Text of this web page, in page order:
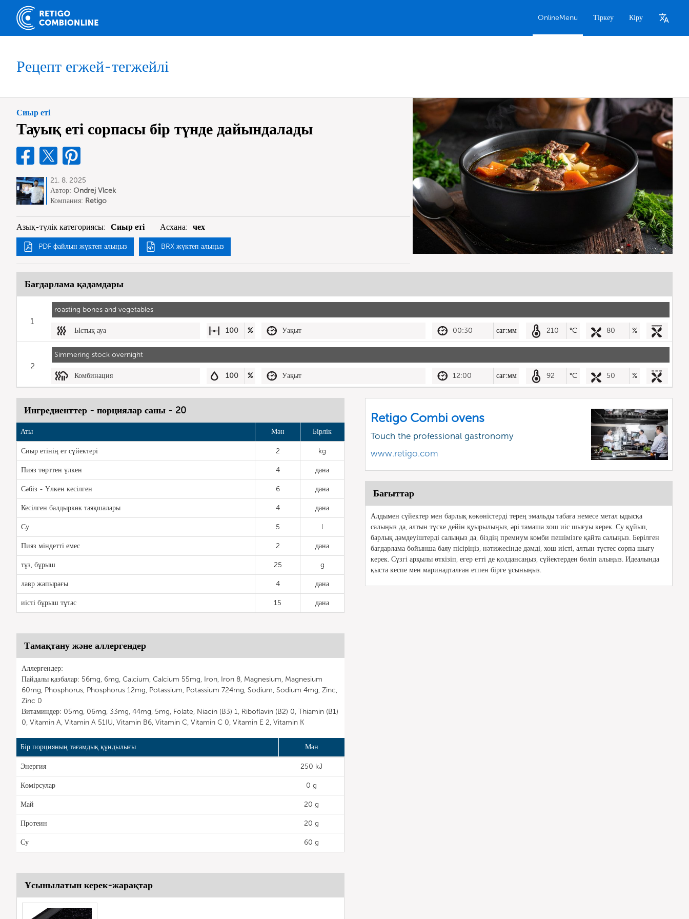
OnlineMenu Тіркеу Кіру
Рецепт егжей-тегжейлі
Сиыр еті
Тауық еті сорпасы бір түнде дайындалады
21. 8. 2025
Автор: Ondrej Vlcek
Компания: Retigo
Азық-түлік категориясы: Сиыр еті Асхана: чех
PDF файлын жүктеп алыңыз BRX жүктеп алыңыз
Бағдарлама қадамдары
roasting bones and vegetables
1
Ыстық ауа 100 % Уақыт 00:30 сағ:мм 210 °C 80 %
Simmering stock overnight
2
Комбинация 100 % Уақыт 12:00 сағ:мм 92 °C 50 %
Ингредиенттер - порциялар саны - 20
Аты Мән Бірлік
Сиыр етінің ет сүйектері 2 kg
Пияз төрттен үлкен 4 дана
Сәбіз - Үлкен кесілген 6 дана
Кесілген балдыркөк таяқшалары 4 дана
Су 5 l
Пияз міндетті емес 2 дана
тұз, бұрыш 25 g
лавр жапырағы 4 дана
иісті бұрыш тұтас 15 дана
Тамақтану және аллергендер
Аллергендер:
Пайдалы қазбалар: 56mg, 6mg, Calcium, Calcium 55mg, Iron, Iron 8, Magnesium, Magnesium
60mg, Phosphorus, Phosphorus 12mg, Potassium, Potassium 724mg, Sodium, Sodium 4mg, Zinc,
Zinc 0
Витаминдер: 05mg, 06mg, 33mg, 44mg, 5mg, Folate, Niacin (B3) 1, Riboflavin (B2) 0, Thiamin (B1)
0, Vitamin A, Vitamin A 51IU, Vitamin B6, Vitamin C, Vitamin C 0, Vitamin E 2, Vitamin K
Бір порцияның тағамдық құндылығы Мән
Энергия 250 kJ
Көмірсулар 0 g
Май 20 g
Протеин 20 g
Су 60 g
Retigo Combi ovens
Touch the professional gastronomy
www.retigo.com
Бағыттар
Алдымен сүйектер мен барлық көкөністерді терең эмальды табаға немесе метал ыдысқа
салыңыз да, алтын түске дейін қуырылыңыз, әрі тамаша хош иіс шығуы керек. Су құйып,
барлық дәмдеуіштерді салыңыз да, біздің премиум комби пешімізге қайта салыңыз. Берілген
бағдарлама бойынша баяу пісіріңіз, нәтижесінде дәмді, хош иісті, алтын түстес сорпа шығу
керек. Сүзгі арқылы өткізіп, егер етті де қолдансаңыз, сүйектерден бөліп алыңыз. Идеалында
қыста кеспе мен маринадталған етпен бірге ұсыныңыз.
Ұсынылатын керек-жарақтар